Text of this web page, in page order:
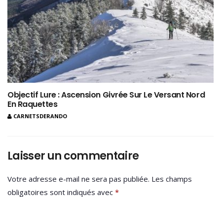
Objectif Lure : Ascension Givrée Sur Le Versant Nord
En Raquettes
CARNETSDERANDO
Laisser un commentaire
Votre adresse e-mail ne sera pas publiée. Les champs
obligatoires sont indiqués avec *